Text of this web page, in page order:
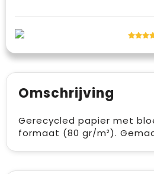
Omschrijving
Gerecycled papier met
formaat (80 gr/m²).